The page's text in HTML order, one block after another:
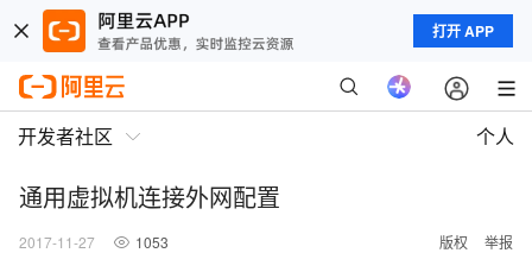
打开 APP
开发者社区 个人
通用虚拟机连接外网配置
2017-11-27 1053 版权 举报